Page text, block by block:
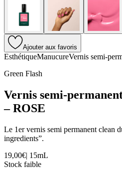
Ajouter aux favoris
EsthétiqueManucureVernis semi-
Green Flash
Vernis semi-
– ROSE
Le 1er vernis semi permanent clean
ingredients”.
19,00€| 15mL
Stock faible